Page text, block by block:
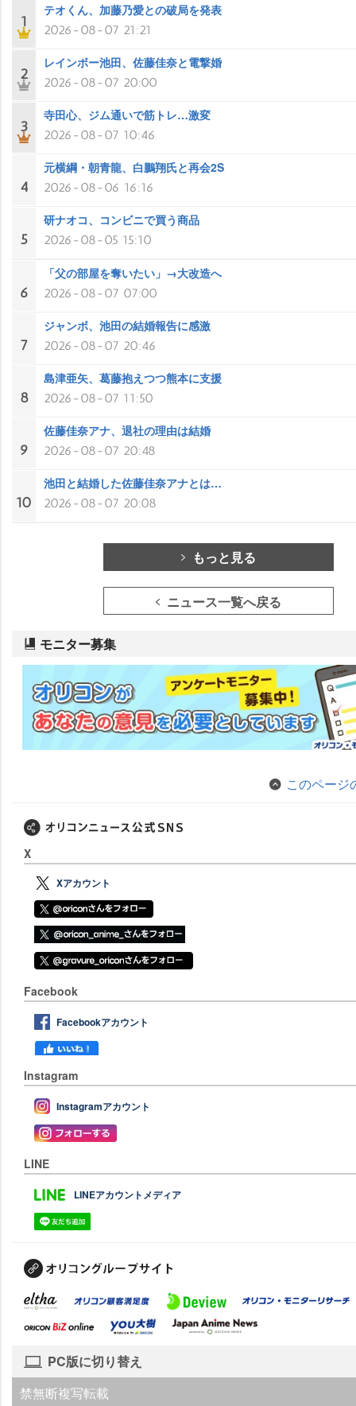
1
テオくん、加藤乃愛との破局を発表
2026-08-07 21:21
2
レインボー池田、佐藤佳奈と電撃婚
2026-08-07 20:00
3
寺田心、ジム通いで筋トレ…激変
2026-08-07 10:46
4
元横綱・朝青龍、白鵬翔氏と再会2S
2026-08-06 16:16
5
研ナオコ、コンビニで買う商品
2026-08-05 15:10
6
「父の部屋を奪いたい」→大改造へ
2026-08-07 07:00
7
ジャンボ、池田の結婚報告に感激
2026-08-07 20:46
8
島津亜矢、葛藤抱えつつ熊本に支援
2026-08-07 11:50
9
佐藤佳奈アナ、退社の理由は結婚
2026-08-07 20:48
10
池田と結婚した佐藤佳奈アナとは…
2026-08-07 20:08
もっと見る
ニュース一覧へ戻る
モニター募集
このページ
X
Xアカウント
Facebook
Facebookアカウント
Instagram
Instagramアカウント
LINE
LINEアカウントメディア
PC版に切り替え
禁無断複写転載